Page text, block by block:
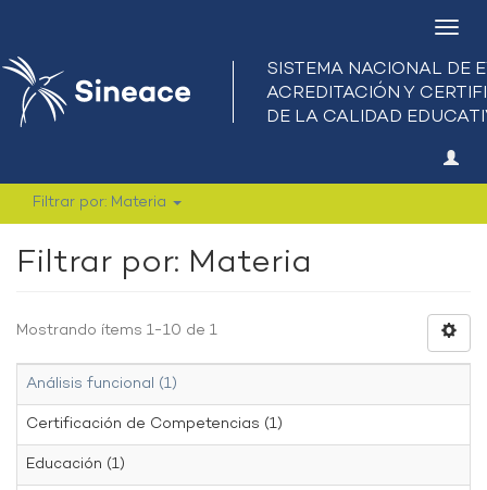
Filtrar por: Materia
Filtrar por: Materia
Mostrando ítems 1-10 de 1
Análisis funcional (1)
Certificación de Competencias (1)
Educación (1)